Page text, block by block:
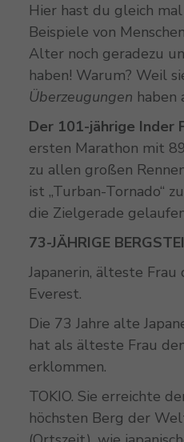
Hier hast du gleich
Beispiele von
Alter noch geradezu
haben! Warum? Weil
Überzeugungen haben
Der 101-jährige Inder
ersten Marathon mit
zu allen großen
ist „Turban-Tornado“
die Zielgerade
73-JÄHRIGE
Japanerin, älteste
Everest.
Die 73 Jahre alte
hat als älteste Frau
erklommen.
TOKIO. Sie erreichte
höchsten Berg der